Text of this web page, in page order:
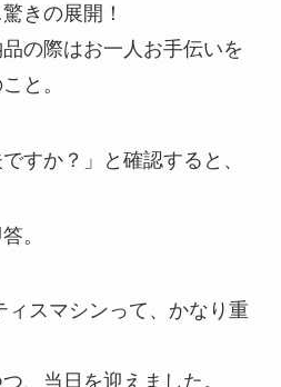
きの展開！
の際はお一人お手伝いを
と。
すか？」と確認すると、
。
スマシンって、かなり重
、当日を迎えました。